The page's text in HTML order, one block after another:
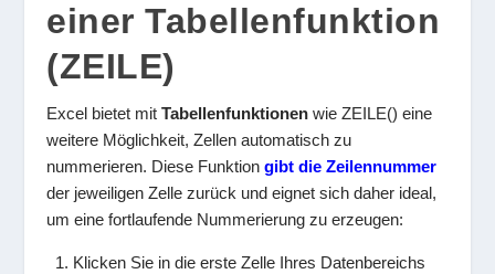
einer Tabellenfunktion
(ZEILE)
Excel bietet mitTabellenfunktionen wieZEILE() eine
weitere Möglichkeit, Zellen automatisch zu
nummerieren. Diese Funktiongibt die Zeilennummer
der jeweiligen Zelle zurück und eignet sich daher ideal,
um eine fortlaufende Nummerierung zu erzeugen:
Klicken Sie in die erste Zelle Ihres Datenbereichs